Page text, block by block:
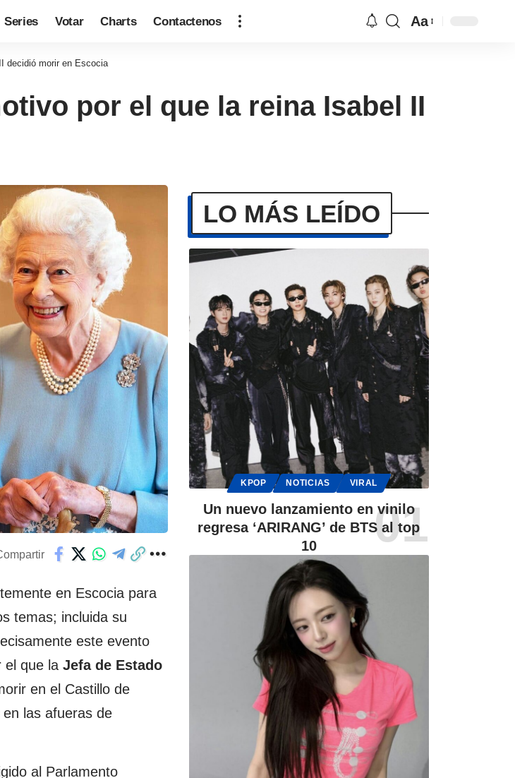
Series Votar Charts Contactenos Aa
decidió morir en Escocia
por el que la reina Isabel II
en Escocia para
temas; incluida su
este evento
el que la Jefa de Estado
en el Castillo de
las afueras de
al Parlamento
LO MÁS LEÍDO
KPOP NOTICIAS VIRAL
Un nuevo lanzamiento en vinilo
regresa ‘ARIRANG’ de BTS al top
10